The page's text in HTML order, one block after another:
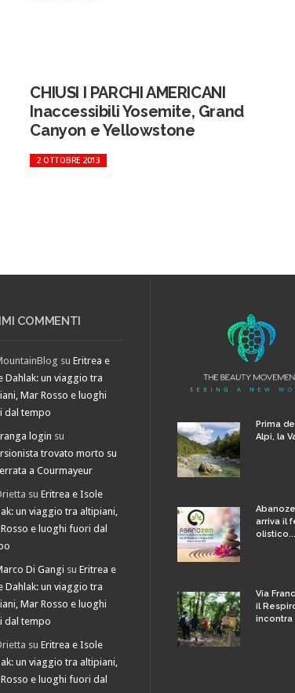
CHIUSI I PARCHI AMERICANI
Inaccessibili Yosemite, Grand
Canyon e Yellowstone
2 OTTOBRE 2013
COMMENTI
suEritrea e
Dahlak: un viaggio tra
Mar Rosso e luoghi
dal tempo
login su
trovato morto su
a Courmayeur
suEritrea e Isole
un viaggio tra altipiani,
e luoghi fuori dal
Di Gangi suEritrea e
Dahlak: un viaggio tra
Mar Rosso e luoghi
dal tempo
suEritrea e Isole
un viaggio tra altipiani,
e luoghi fuori dal
Prima
Alpi, la
arriva il
olistico...
Via
il
incontra